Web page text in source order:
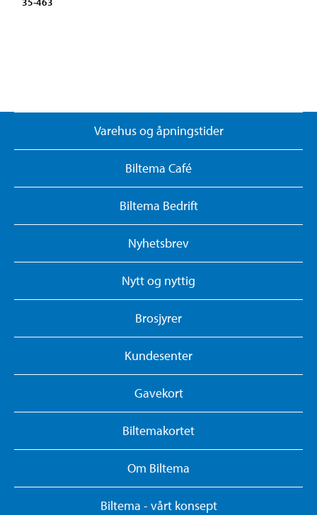
Varehus og åpningstider
Biltema Café
Biltema Bedrift
Nyhetsbrev
Nytt og nyttig
Brosjyrer
Kundesenter
Gavekort
Biltemakortet
Om Biltema
Biltema - vårt konsept